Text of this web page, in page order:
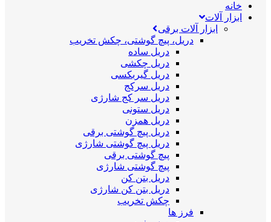
خانه
ابزار آلات
ابزار آلات برقی
دریل، پیچ گوشتی، چکش تخریب
دریل ساده
دریل چکشی
دریل گیربکسی
دریل سرکج
دریل سر کج شارژی
دریل ستونی
دریل همزن
دریل پیچ گوشتی برقی
دریل پیچ گوشتی شارژی
پیچ گوشتی برقی
پیچ گوشتی شارژی
دریل بتن کن
دریل بتن کن شارژی
چکش تخریب
فرز ها